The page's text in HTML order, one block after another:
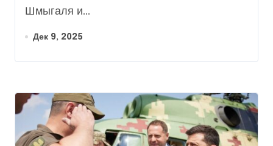
Шмыгаля и...
Дек 9, 2025